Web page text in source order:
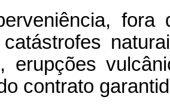
fora
erupções
contrato